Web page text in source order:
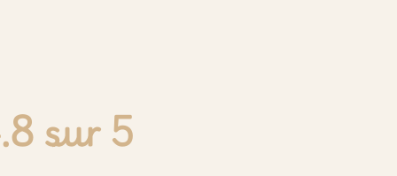
sur 5